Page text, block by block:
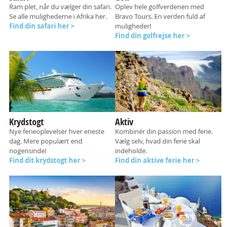
Ram plet, når du vælger din safari.
Se alle mulighederne i Afrika her.
Find din safari her >
Oplev hele golfverdenen med
Bravo Tours. En verden fuld af
muligheder!
Find din golfrejse her >
Krydstogt
Nye ferieoplevelser hver eneste
dag. Mere populært end
nogensinde!
Find dit krydstogt her >
Aktiv
Kombinér din passion med ferie.
Vælg selv, hvad din ferie skal
indeholde.
Find din aktive ferie her >